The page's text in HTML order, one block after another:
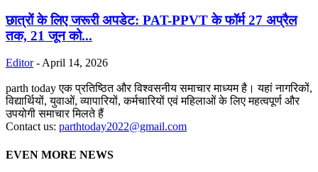
छात्रों के लिए जरूरी अपडेट: PAT-PPVT के फॉर्म 27 अप्रैल
तक, 21 जून को...
Editor -April 14, 2026
parth today एक प्रतिष्ठित और विश्वसनीय समाचार माध्यम है। यहां नागरिकों,
विद्यार्थियों, युवाओं, व्यापारियों, कर्मचारियों एवं महिलाओं के लिए महत्वपूर्ण और
उपयोगी समाचार मिलते हैं
Contact us: parthtoday2022@gmail.com
EVEN MORE NEWS